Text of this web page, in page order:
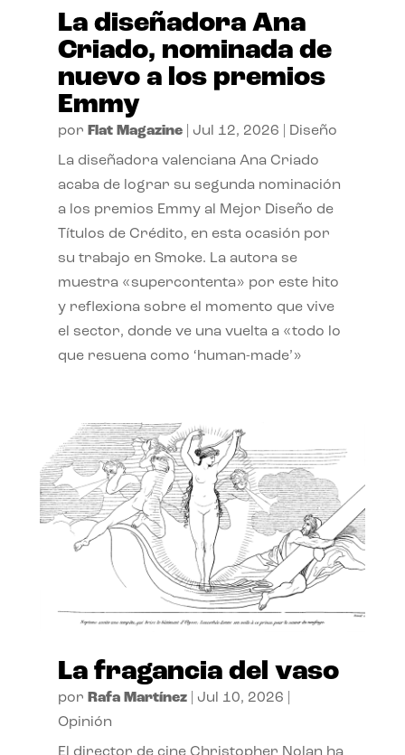
La diseñadora Ana
Criado, nominada de
nuevo a los premios
Emmy
por Flat Magazine| Jul 12, 2026 Diseño
La diseñadora valenciana Ana Criado
acaba de lograr su segunda nominación
a los premios Emmy al Mejor Diseño de
Títulos de Crédito, en esta ocasión por
su trabajo en Smoke. La autora se
muestra «supercontenta» por este hito
y reflexiona sobre el momento que vive
el sector, donde ve una vuelta a «todo lo
que resuena como ‘human-made’»
La fragancia del vaso
por Rafa Martínez| Jul 10, 2026
Opinión